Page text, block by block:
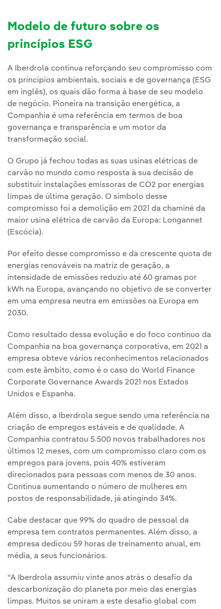
Modelo de futuro sobre os
princípios ESG
A Iberdrola continua reforçando seu compromisso com
os princípios ambientais, sociais e de governança (ESG
em inglês), os quais dão forma à base de seu modelo
de negócio. Pioneira na transição energética, a
Companhia é uma referência em termos de boa
governança e transparência e um motor da
transformação social.
O Grupo já fechou todas as suas usinas elétricas de
carvão no mundo como resposta à sua decisão de
substituir instalações emissoras de CO2 por energias
limpas de última geração. O símbolo desse
compromisso foi a demolição em 2021 da chaminé da
maior usina elétrica de carvão da Europa: Longannet
(Escócia).
Por efeito desse compromisso e da crescente quota de
energias renováveis na matriz de geração, a
intensidade de emissões reduziu até 60 gramas por
kWh na Europa, avançando no objetivo de se converter
em uma empresa neutra em emissões na Europa em
2030.
Como resultado dessa evolução e do foco contínuo da
Companhia na boa governança corporativa, em 2021 a
empresa obteve vários reconhecimentos relacionados
com este âmbito, como é o caso do World Finance
Corporate Governance Awards 2021 nos Estados
Unidos e Espanha.
Além disso, a Iberdrola segue sendo uma referência na
criação de empregos estáveis e de qualidade. A
Companhia contratou 5.500 novos trabalhadores nos
últimos 12 meses, com um compromisso claro com os
empregos para jovens, pois 40% estiveram
direcionados para pessoas com menos de 30 anos.
Continua aumentando o número de mulheres em
postos de responsabilidade, já atingindo 34%.
Cabe destacar que 99% do quadro de pessoal da
empresa tem contratos permanentes. Além disso, a
empresa dedicou 59 horas de treinamento anual, em
média, a seus funcionários.
“A Iberdrola assumiu vinte anos atrás o desafio da
descarbonização do planeta por meio das energias
limpas. Muitos se uniram a este desafio global com